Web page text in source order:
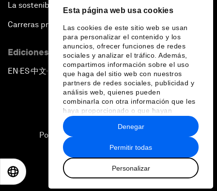
Esta página web usa cookies
Las cookies de este sitio web se usan
para personalizar el contenido y los
anuncios, ofrecer funciones de redes
sociales y analizar el tráfico. Además,
compartimos información sobre el uso
que haga del sitio web con nuestros
partners de redes sociales, publicidad y
análisis web, quienes pueden
combinarla con otra información que les
haya proporcionado o que hayan
recopilado a partir del uso que haya
hecho de sus servicios.
Permitir todas
Personalizar
Denegar
La sostenibilidad en el Foro
Carreras profesionales
Ediciones en otros idiomas
EN ▪ ES▪中文▪ 日本語
Política de privacidad y normas de uso
2026 Foro Económico Mundial